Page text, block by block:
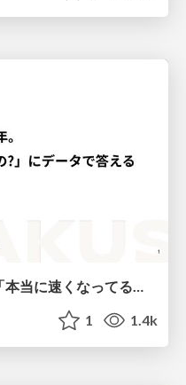
仕様駆動開発、導入半年。「本当に速くなってるの?」にデータで答える / AICon2026_hirakawa
1 1.4k